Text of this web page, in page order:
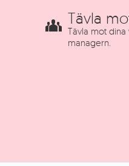
Tävla
Tävla mot
managern.